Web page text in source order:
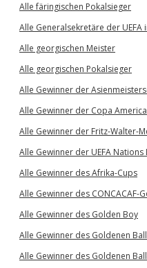
Alle färingischen Pokalsieger
Alle Generalsekretäre der UEFA
Alle georgischen Meister
Alle georgischen Pokalsieger
Alle Gewinner der
Alle Gewinner der Copa America
Alle Gewinner der Fritz-Walter-
Alle Gewinner der UEFA Nations
Alle Gewinner des Afrika-Cups
Alle Gewinner des CONCACAF-
Alle Gewinner des Golden Boy
Alle Gewinner des Goldenen
Alle Gewinner des Goldenen